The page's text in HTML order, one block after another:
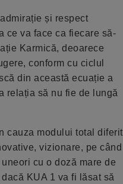
și respect
ce va face ca fiecare să-
Karmică, deoarece
conform cu ciclul
din această ecuație a
relația să nu fie de lungă
cauza modului total diferit
vizionare, pe când
cu o doză mare de
KUA 1 va fi lăsat să